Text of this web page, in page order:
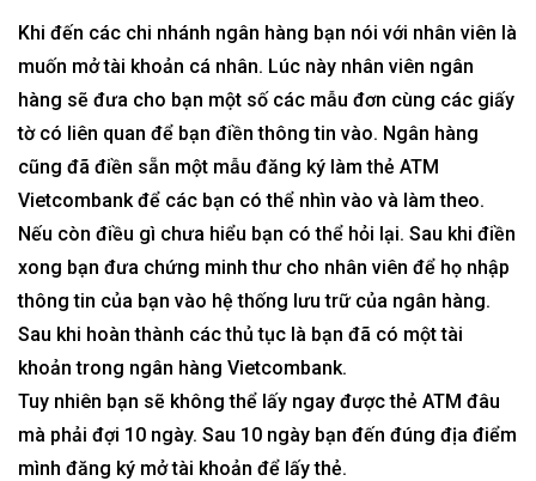
Khi đến các chi nhánh ngân hàng bạn nói với nhân viên là
muốn mở tài khoản cá nhân. Lúc này nhân viên ngân
hàng sẽ đưa cho bạn một số các mẫu đơn cùng các giấy
tờ có liên quan để bạn điền thông tin vào. Ngân hàng
cũng đã điền sẵn một mẫu đăng ký làm thẻ ATM
Vietcombank để các bạn có thể nhìn vào và làm theo.
Nếu còn điều gì chưa hiểu bạn có thể hỏi lại. Sau khi điền
xong bạn đưa chứng minh thư cho nhân viên để họ nhập
thông tin của bạn vào hệ thống lưu trữ của ngân hàng.
Sau khi hoàn thành các thủ tục là bạn đã có một tài
khoản trong ngân hàng Vietcombank.
Tuy nhiên bạn sẽ không thể lấy ngay được thẻ ATM đâu
mà phải đợi 10 ngày. Sau 10 ngày bạn đến đúng địa điểm
mình đăng ký mở tài khoản để lấythẻ.